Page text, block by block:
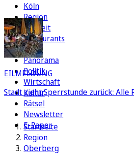
Köln
Region
Freizeit
Restaurants
FC
Panorama
Politik
Wirtschaft
Kultur
Rätsel
Newsletter
E-Paper
EILMELDUNG
Stadt zieht Sperrstunde zurück:
Startseite
Region
Oberberg